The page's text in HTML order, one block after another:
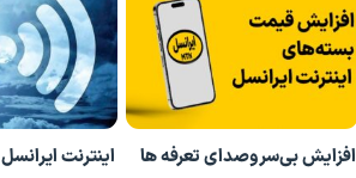
افزایش بی‌سروصدای تعرفه ها
اینترنت ایرانسل 70% گران شد